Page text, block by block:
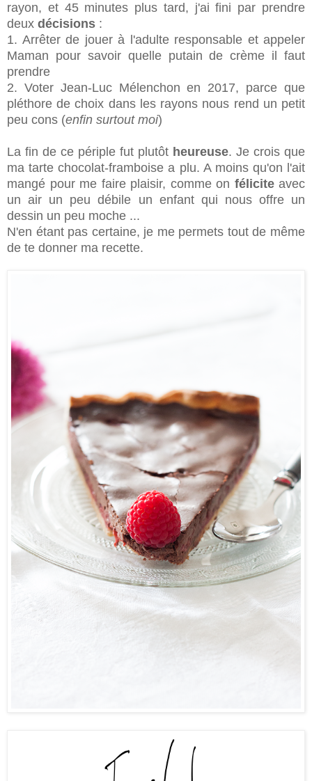
rayon, et 45 minutes plus tard, j'ai fini par prendre
deux décisions :
1. Arrêter de jouer à l'adulte responsable et appeler
Maman pour savoir quelle putain de crème il faut
prendre
2. Voter Jean-Luc Mélenchon en 2017, parce que
pléthore de choix dans les rayons nous rend un petit
peu cons (enfin surtout moi)
La fin de ce périple fut plutôt heureuse. Je crois que
ma tarte chocolat-framboise a plu. A moins qu'on l'ait
mangé pour me faire plaisir, comme on féliciteavec
un air un peu débile un enfant qui nous offre un
dessin un peu moche ...
N'en étant pas certaine, je me permets tout de même
de te donner ma recette.